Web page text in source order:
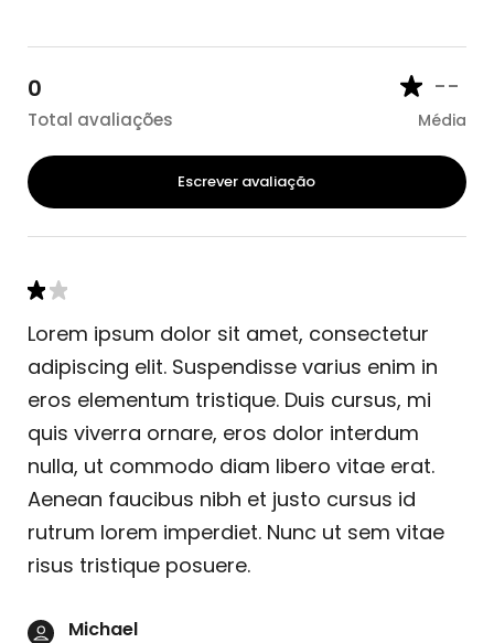
0
Total avaliações
--
Média
Escrever avaliação
Lorem ipsum dolor sit amet, consectetur
adipiscing elit. Suspendisse varius enim in
eros elementum tristique. Duis cursus, mi
quis viverra ornare, eros dolor interdum
nulla, ut commodo diam libero vitae erat.
Aenean faucibus nibh et justo cursus id
rutrum lorem imperdiet. Nunc ut sem vitae
risus tristique posuere.
Michael